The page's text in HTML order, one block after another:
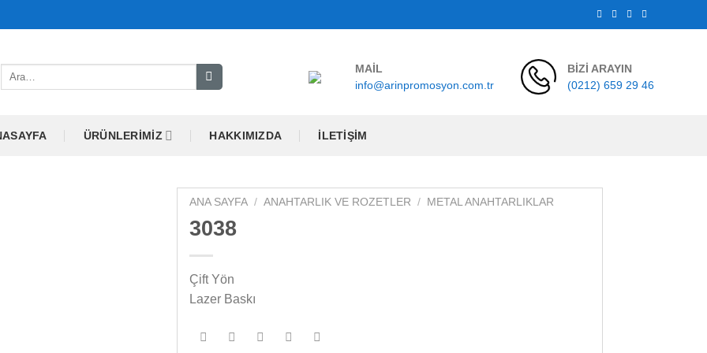
Ara:
MAİL
info@arinpromosyon.com.tr
BİZİ ARAYIN
(0212) 659 29 46
ÜRÜNLERIMIZ HAKKIMIZDA İLETIŞIM
ANA SAYFA / ANAHTARLIK VE ROZETLER / METAL ANAHTARLIKLAR
3038
Çift Yön
Lazer Baskı